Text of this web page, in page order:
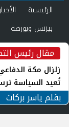
مقال رئيس
زلزال مكة
تُعيد السياسة
الأمن القومي
بقلم ياسر بركات
الرئيسية
بيزنس وبورصة
صحة وجمال
العدد الورقي
من